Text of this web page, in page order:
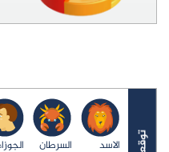
الاسد السرطان الجوزاء